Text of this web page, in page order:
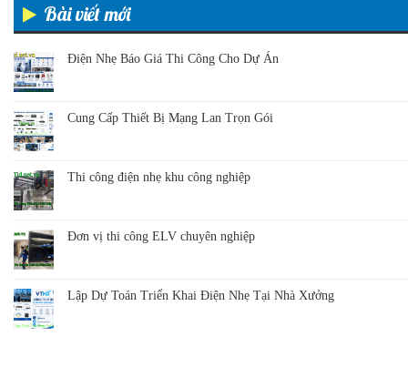
Bài viết mới
Điện Nhẹ Báo Giá Thi Công Cho Dự Án
Cung Cấp Thiết Bị Mạng Lan Trọn Gói
Thi công điện nhẹ khu công nghiệp
Đơn vị thi công ELV chuyên nghiệp
Lập Dự Toán Triển Khai Điện Nhẹ Tại Nhà Xưởng